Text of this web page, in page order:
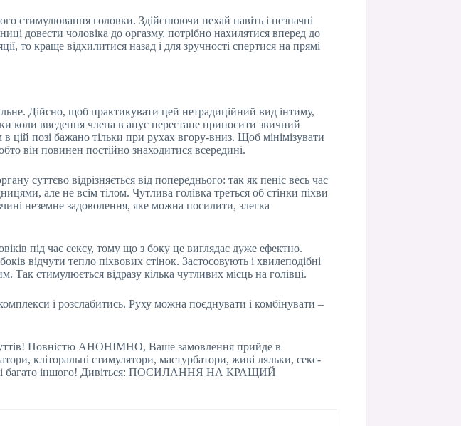
стимулювання головки. Здійснюючи нехай навіть і незначні
довести чоловіка до оргазму, потрібно нахилятися вперед до
то краще відхилитися назад і для зручності спертися на прямі
Дійсно, щоб практикувати цей нетрадиційний вид інтиму,
коли введення члена в анус перестане приносити звичний
позі бажано тільки при рухах вгору-вниз. Щоб мінімізувати
він повинен постійно знаходитися всередині.
суттєво відрізняється від попереднього: так як пеніс весь час
але не всім тілом. Чутлива голівка треться об стінки піхви
неземне задоволення, яке можна посилити, злегка
під час сексу, тому що з боку це виглядає дуже ефектно.
відчути тепло піхвових стінок. Застосовують і хвилеподібні
Так стимулюється відразу кілька чутливих місць на голівці.
і розслабитись. Руху можна поєднувати і комбінувати –
Повністю АНОНІМНО, Ваше замовлення прийде в
кліторальні стимулятори, мастурбатори, живі ляльки, секс-
і багато іншого! Дивіться: ПОСИЛАННЯ НА КРАЩИЙ